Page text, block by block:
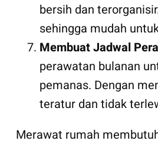
bersih dan
sehingga mudah
Membuat Jadwal
perawatan bulanan
pemanas. Dengan
teratur dan tidak
Merawat rumah